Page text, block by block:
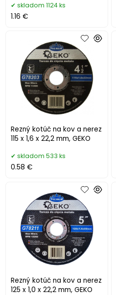
skladom 1124 ks
1.16 €
Rezný kotúč na kov a nerez
115 x 1,6 x 22,2 mm, GEKO
skladom 533 ks
0.58 €
Rezný kotúč na kov a nerez
125 x 1,0 x 22,2 mm, GEKO